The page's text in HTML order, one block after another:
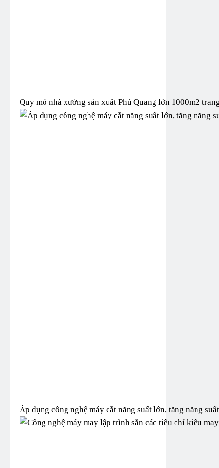
Quy mô nhà xưởng sản xuất Phú Quang lớn 1000m2
Áp dụng công nghệ máy cắt năng suất lớn, tăng năng